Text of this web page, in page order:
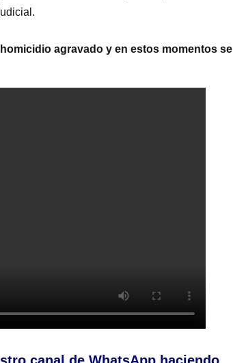
agravado y en estos momentos se